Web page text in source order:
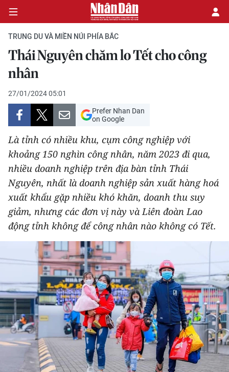
CHÍNH TRỊ
KINH TẾ
VĂN HÓA
XÃ HỘI
PHÁP LUẬT
DU LỊCH
THẾ GIỚI
THỂ THAO
GIÁO DỤC
Y TẾ
KHOA HỌC - CÔNG NGHỆ
MÔI TRƯỜNG
BẠN ĐỌC
TRUNG DU VÀ MIỀN NÚI PHÍA BẮC
Thái Nguyên chăm lo Tết cho công
nhân
27/01/2024 05:01
Prefer Nhan Dan
on Google
Là tỉnh có nhiều khu, cụm công nghiệp với
khoảng 150 nghìn công nhân, năm 2023 đi qua,
nhiều doanh nghiệp trên địa bàn tỉnh Thái
Nguyên, nhất là doanh nghiệp sản xuất hàng hoá
xuất khẩu gặp nhiều khó khăn, doanh thu suy
giảm, nhưng các đơn vị này và Liên đoàn Lao
động tỉnh không để công nhân nào không có Tết.